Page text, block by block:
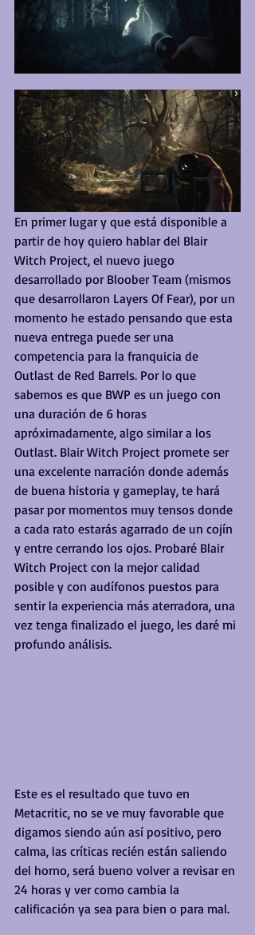
En primer lugar y que está disponible a
partir de hoy quiero hablar del Blair
Witch Project, el nuevo juego
desarrollado por Bloober Team (mismos
que desarrollaron Layers Of Fear), por un
momento he estado pensando que esta
nueva entrega puede ser una
competencia para la franquicia de
Outlast de Red Barrels. Por lo que
sabemos es que BWP es un juego con
una duración de 6 horas
apróximadamente, algo similar a los
Outlast. Blair Witch Project promete ser
una excelente narración donde además
de buena historia y gameplay, te hará
pasar por momentos muy tensos donde
a cada rato estarás agarrado de un cojín
y entre cerrando los ojos. Probaré Blair
Witch Project con la mejor calidad
posible y con audífonos puestos para
sentir la experiencia más aterradora, una
vez tenga finalizado el juego, les daré mi
profundo análisis.
Este es el resultado que tuvo en
Metacritic, no se ve muy favorable que
digamos siendo aún así positivo, pero
calma, las críticas recién están saliendo
del horno, será bueno volver a revisar en
24 horas y ver como cambia la
calificación ya sea para bien o para mal.